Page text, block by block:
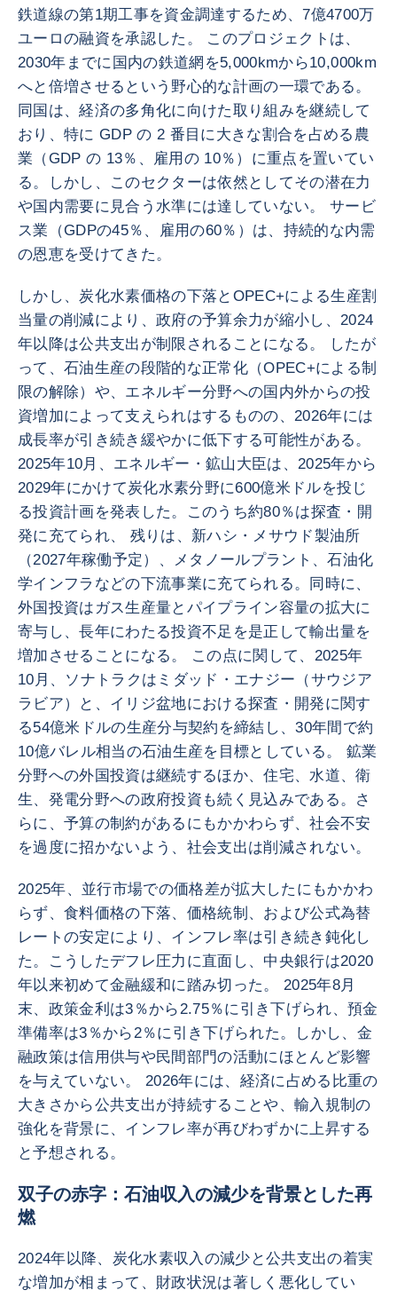
鉄道線の第1期工事を資金調達するため、7億4700万
ユーロの融資を承認した。 このプロジェクトは、
2030年までに国内の鉄道網を5,000kmから10,000km
へと倍増させるという野心的な計画の一環である。
同国は、経済の多角化に向けた取り組みを継続して
おり、特に GDP の 2 番目に大きな割合を占める農
業（GDP の 13％、雇用の 10％）に重点を置いてい
る。しかし、このセクターは依然としてその潜在力
や国内需要に見合う水準には達していない。 サービ
ス業（GDPの45％、雇用の60％）は、持続的な内需
の恩恵を受けてきた。
しかし、炭化水素価格の下落とOPEC+による生産割
当量の削減により、政府の予算余力が縮小し、2024
年以降は公共支出が制限されることになる。 したが
って、石油生産の段階的な正常化（OPEC+による制
限の解除）や、エネルギー分野への国内外からの投
資増加によって支えられはするものの、2026年には
成長率が引き続き緩やかに低下する可能性がある。
2025年10月、エネルギー・鉱山大臣は、2025年から
2029年にかけて炭化水素分野に600億米ドルを投じ
る投資計画を発表した。このうち約80％は探査・開
発に充てられ、 残りは、新ハシ・メサウド製油所
（2027年稼働予定）、メタノールプラント、石油化
学インフラなどの下流事業に充てられる。同時に、
外国投資はガス生産量とパイプライン容量の拡大に
寄与し、長年にわたる投資不足を是正して輸出量を
増加させることになる。 この点に関して、2025年
10月、ソナトラクはミダッド・エナジー（サウジア
ラビア）と、イリジ盆地における探査・開発に関す
る54億米ドルの生産分与契約を締結し、30年間で約
10億バレル相当の石油生産を目標としている。 鉱業
分野への外国投資は継続するほか、住宅、水道、衛
生、発電分野への政府投資も続く見込みである。さ
らに、予算の制約があるにもかかわらず、社会不安
を過度に招かないよう、社会支出は削減されない。
2025年、並行市場での価格差が拡大したにもかかわ
らず、食料価格の下落、価格統制、および公式為替
レートの安定により、インフレ率は引き続き鈍化し
た。こうしたデフレ圧力に直面し、中央銀行は2020
年以来初めて金融緩和に踏み切った。 2025年8月
末、政策金利は3％から2.75％に引き下げられ、預金
準備率は3％から2％に引き下げられた。しかし、金
融政策は信用供与や民間部門の活動にほとんど影響
を与えていない。 2026年には、経済に占める比重の
大きさから公共支出が持続することや、輸入規制の
強化を背景に、インフレ率が再びわずかに上昇する
と予想される。
双子の赤字：石油収入の減少を背景とした再
燃
2024年以降、炭化水素収入の減少と公共支出の着実
な増加が相まって、財政状況は著しく悪化してい